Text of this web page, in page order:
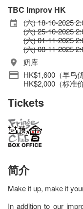
TBC Improv HK
(六) 18-10-2025
(六) 25-10-2025
(六) 01-11-2025
(六) 08-11-2025
奶库
HK$1,600（早鸟
HK$2,000（标准
Tickets
简介
Make it up, make it
In addition to our